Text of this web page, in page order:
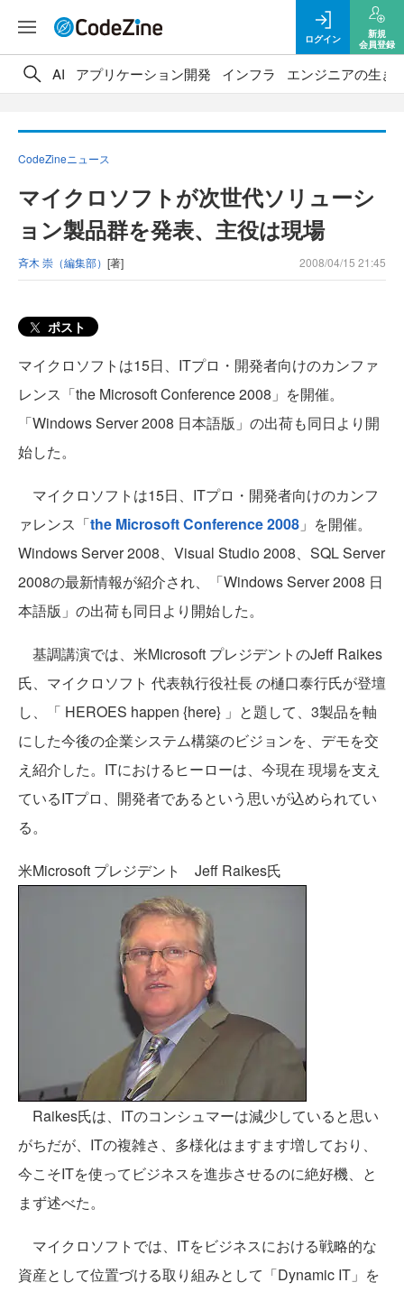
ログイン
新規
会員登録
AI アプリケーション開発 インフラ エンジニアの生き
CodeZineニュース
マイクロソフトが次世代ソリューシ
ョン製品群を発表、主役は現場
斉木 崇（編集部） [著] 2008/04/15 21:45
ポスト
マイクロソフトは15日、ITプロ・開発者向けのカンファ
レンス「the Microsoft Conference 2008」を開催。
「Windows Server 2008 日本語版」の出荷も同日より開
始した。
マイクロソフトは15日、ITプロ・開発者向けのカンフ
ァレンス「the Microsoft Conference 2008 」を開催。
Windows Server 2008、Visual Studio 2008、SQL Server
2008の最新情報が紹介され、「Windows Server 2008 日
本語版」の出荷も同日より開始した。
基調講演では、米Microsoft プレジデントのJeff Raikes
氏、マイクロソフト 代表執行役社長 の樋口泰行氏が登壇
し、「 HEROES happen {here} 」と題して、3製品を軸
にした今後の企業システム構築のビジョンを、デモを交
え紹介した。ITにおけるヒーローは、今現在 現場を支え
ているITプロ、開発者であるという思いが込められてい
る。
米Microsoft プレジデント Jeff Raikes氏
Raikes氏は、ITのコンシュマーは減少していると思い
がちだが、ITの複雑さ、多様化はますます増しており、
今こそITを使ってビジネスを進歩させるのに絶好機、と
まず述べた。
マイクロソフトでは、ITをビジネスにおける戦略的な
資産として位置づける取り組みとして「Dynamic IT」を